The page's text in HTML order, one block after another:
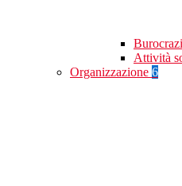
Attività
Organizzazione 6